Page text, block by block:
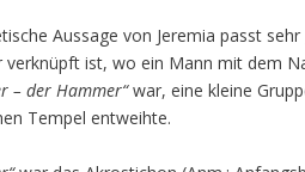
Aussage von Jeremia passt
verknüpft ist, wo ein Mann mit dem
– der Hammer“war, eine kleine
Tempel entweihte.